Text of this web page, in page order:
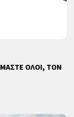
ΟΛΟΙ, ΤΟΝ